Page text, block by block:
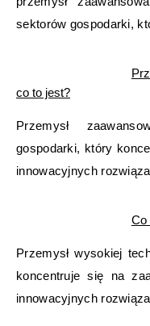
sektorów gospodarki,
co to jest?
Przemysł
gospodarki, który
innowacyjnych
Co
Przemysł wysokiej
koncentruje się na
innowacyjnych